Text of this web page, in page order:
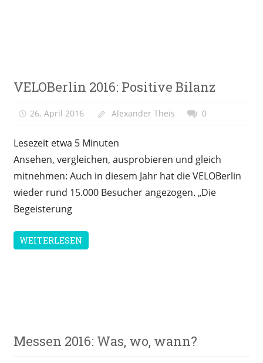
Veranstaltungen
VELOBerlin 2016: Positive Bilanz
26. April 2016 Alexander Theis 0
Lesezeit etwa 5 Minuten
Ansehen, vergleichen, ausprobieren und gleich
mitnehmen: Auch in diesem Jahr hat die VELOBerlin
wieder rund 15.000 Besucher angezogen. „Die
Begeisterung
WEITERLESEN
Veranstaltungen
Messen 2016: Was, wo, wann?